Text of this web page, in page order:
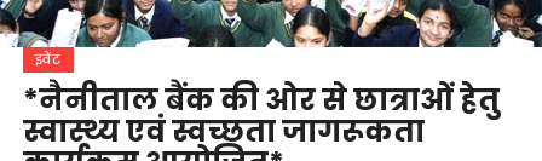
इवेंट
*नैनीताल बैंक की ओर से छात्राओं हेतु
स्वास्थ्य एवं स्वच्छता जागरूकता